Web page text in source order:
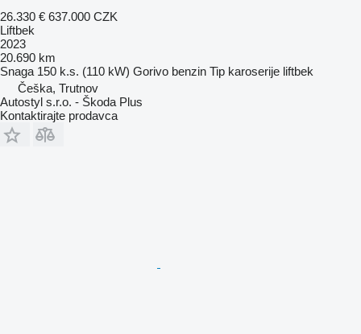
26.330 € 637.000 CZK
Liftbek
2023
20.690 km
Snaga 150 k.s. (110 kW) Gorivo benzin Tip karoserije liftbek
Češka, Trutnov
Autostyl s.r.o. - Škoda Plus
Kontaktirajte prodavca